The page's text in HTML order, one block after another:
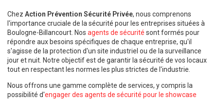
Chez Action Prévention Sécurité Privée, nous comprenons
l'importance cruciale de la sécurité pour les entreprises situées à
Boulogne-Billancourt. Nos agents de sécurité sont formés pour
répondre aux besoins spécifiques de chaque entreprise, qu'il
s'agisse de la protection d'un site industriel ou de la surveillance
jour et nuit. Notre objectif est de garantir la sécurité de vos locaux
tout en respectant les normes les plus strictes de l'industrie.
Nous offrons une gamme complète de services, y compris la
possibilité d'engager des agents de sécurité pour le showcase